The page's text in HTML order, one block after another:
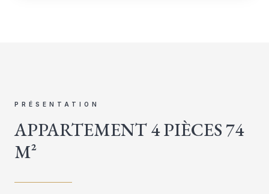
PRÉSENTATION
APPARTEMENT 4 PIÈCES 74
M²